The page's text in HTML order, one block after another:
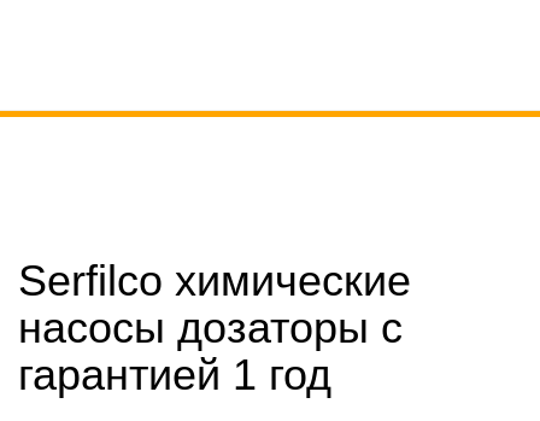
Serfilco химические
насосы дозаторы с
гарантией 1 год